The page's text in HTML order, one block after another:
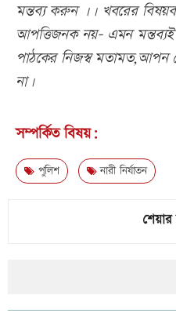
মন্তব্য করুন ।। খবরের
আপত্তিজনক নয়- এমন মন্তব্যই
পাঠকের নিজস্ব
না।
সম্পর্কিত বিষয়:
পুলিশ নারী নির্যাতন